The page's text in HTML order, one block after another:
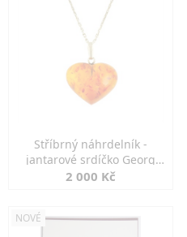
Stříbrný náhrdelník -
jantarové srdíčko Georg
Kramer
2 000 Kč
NOVÉ